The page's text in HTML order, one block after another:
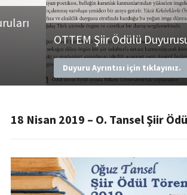
OTTEM Şiir Ödülü Duyurusu
Duyuru Ayrıntısı için tıklayınız.
18 Nisan 2019 – O. Tansel Şiir